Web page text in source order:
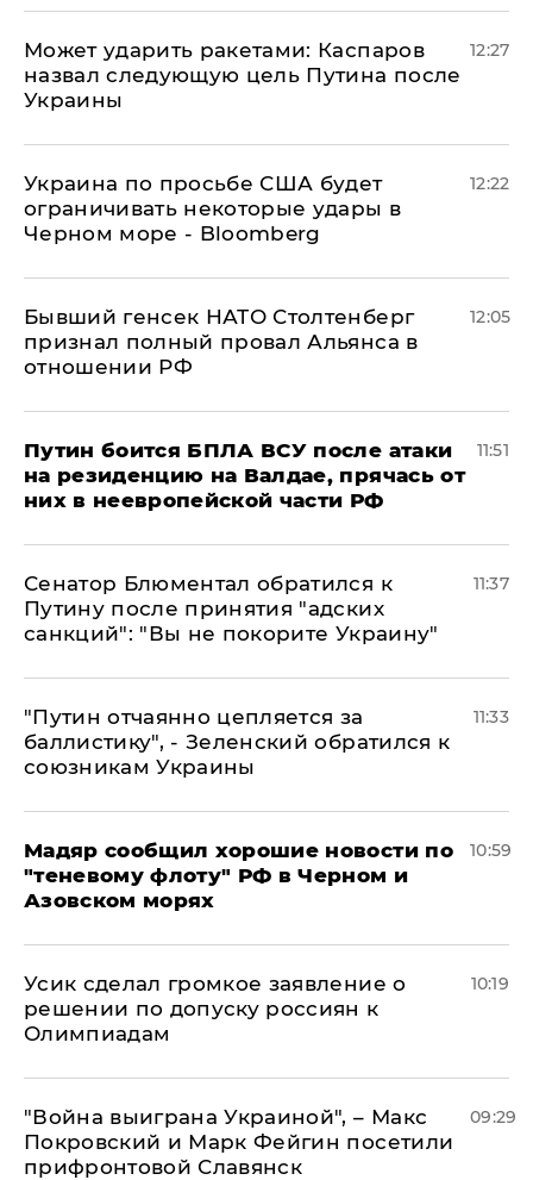
Может ударить ракетами: Каспаров
назвал следующую цель Путина после
Украины
12:27
Украина по просьбе США будет
ограничивать некоторые удары в
Черном море - Bloomberg
12:22
Бывший генсек НАТО Столтенберг
признал полный провал Альянса в
отношении РФ
12:05
Путин боится БПЛА ВСУ после атаки
на резиденцию на Валдае, прячась от
них в неевропейской части РФ
11:51
Сенатор Блюментал обратился к
Путину после принятия "адских
санкций": "Вы не покорите Украину"
11:37
"Путин отчаянно цепляется за
баллистику", - Зеленский обратился к
союзникам Украины
11:33
Мадяр сообщил хорошие новости по
"теневому флоту" РФ в Черном и
Азовском морях
10:59
Усик сделал громкое заявление о
решении по допуску россиян к
Олимпиадам
10:19
"Война выиграна Украиной", – Макс
Покровский и Марк Фейгин посетили
прифронтовой Славянск
09:29